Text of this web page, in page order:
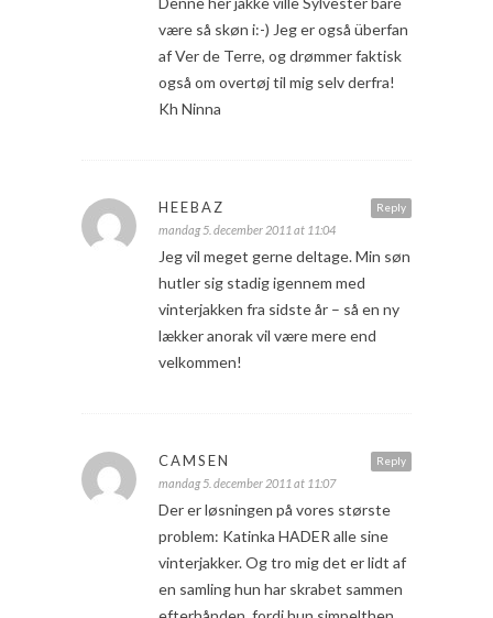
være så skøn i:-) Jeg er også überfan
af Ver de Terre, og drømmer faktisk
også om overtøj til mig selv derfra!
Kh Ninna
Reply
HEEBAZ
mandag 5. december 2011 at 11:04
Jeg vil meget gerne deltage. Min søn
hutler sig stadig igennem med
vinterjakken fra sidste år – så en ny
lækker anorak vil være mere end
velkommen!
Reply
CAMSEN
mandag 5. december 2011 at 11:07
Der er løsningen på vores største
problem: Katinka HADER alle sine
vinterjakker. Og tro mig det er lidt af
en samling hun har skrabet sammen